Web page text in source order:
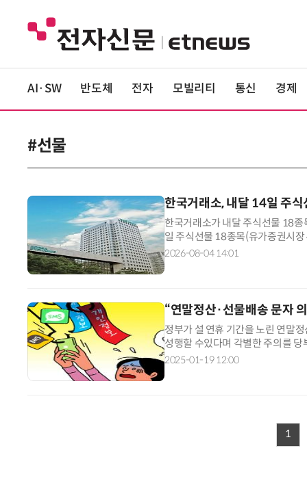
AI·SW 반도체 전자 모빌리티 통신 경제
#선물
한국거래소, 내달 14일 주
한국거래소가 내달 주식선물 18
일 주식선물 18종목(유가증권시
장 2종목)을 추가상장할 예정이라
2026-08-04 14:01
“연말정산·선물배송 문자
정부가 설 연휴 기간을 노린 연말
성행할 수있다며 각별한 주의를
경찰청, 한국인터넷진흥원(KISA),
2025-01-19 12:00
1